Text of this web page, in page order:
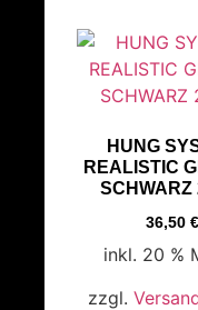
HUNG
REALISTIC
SCHWARZ
36,50€
inkl. 20 %
zzgl.